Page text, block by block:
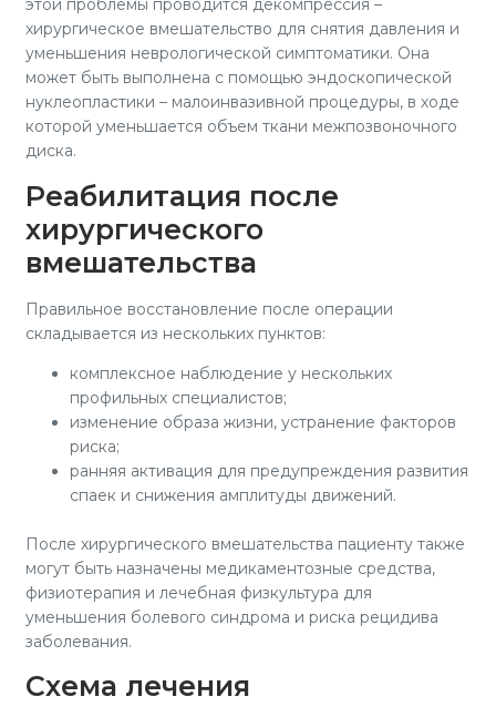
этой проблемы проводится декомпрессия –
хирургическое вмешательство для снятия давления и
уменьшения неврологической симптоматики. Она
может быть выполнена с помощью эндоскопической
нуклеопластики – малоинвазивной процедуры, в ходе
которой уменьшается объем ткани межпозвоночного
диска.
Реабилитация после
хирургического
вмешательства
Правильное восстановление после операции
складывается из нескольких пунктов:
комплексное наблюдение у нескольких
профильных специалистов;
изменение образа жизни, устранение факторов
риска;
ранняя активация для предупреждения развития
спаек и снижения амплитуды движений.
После хирургического вмешательства пациенту также
могут быть назначены медикаментозные средства,
физиотерапия и лечебная физкультура для
уменьшения болевого синдрома и риска рецидива
заболевания.
Схема лечения